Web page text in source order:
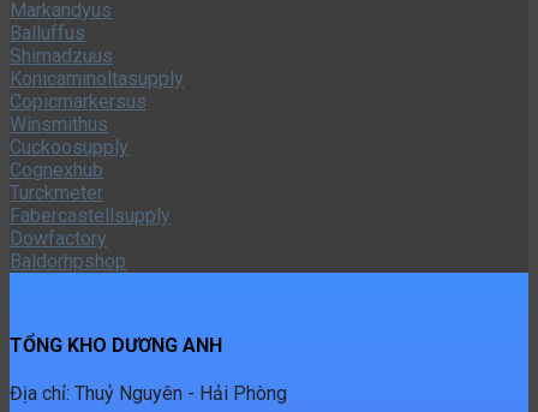
Markandyus
Balluffus
Shimadzuus
Konicaminoltasupply
Copicmarkersus
Winsmithus
Cuckoosupply
Cognexhub
Turckmeter
Fabercastellsupply
Dowfactory
Baldorhpshop
TỔNG KHO DƯƠNG ANH
Địa chỉ: Thuỷ Nguyên - Hải Phòng